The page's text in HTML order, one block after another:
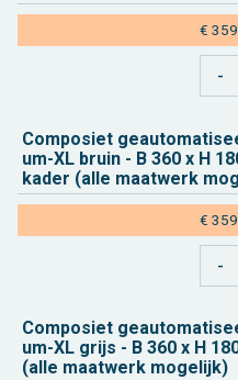
€
Com­po­siet
um-XL bruin - B 360 x H
kader (alle maat­werk
€
Com­po­siet
um-XL grijs - B 360 x H
(alle maat­werk mo­ge­lijk)